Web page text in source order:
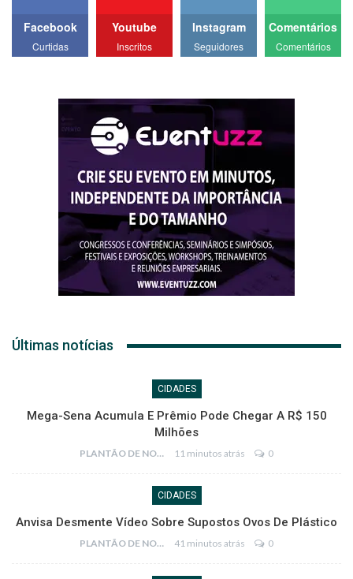
Facebook
Curtidas
Youtube
Inscritos
Instagram
Seguidores
Comentários
Comentários
Últimas notícias
CIDADES
Mega-Sena Acumula E Prêmio Pode Chegar A R$ 150
Milhões
PLANTÃO DE NOTÍCIAS 11 minutos atrás 0
CIDADES
Anvisa Desmente Vídeo Sobre Supostos Ovos De Plástico
PLANTÃO DE NOTÍCIAS 41 minutos atrás 0